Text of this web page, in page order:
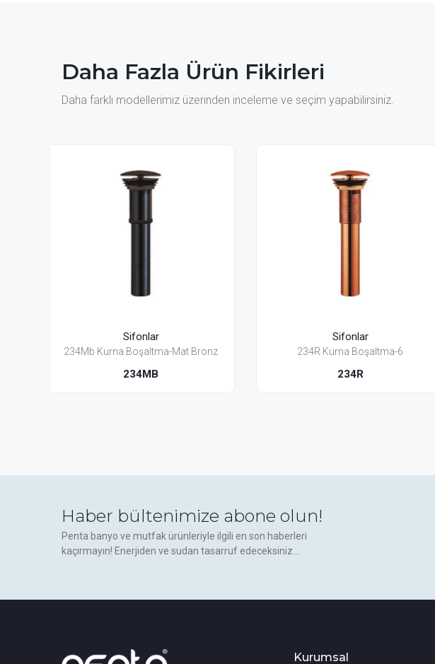
Daha Fazla Ürün Fikirleri
Daha farklı modellerimiz üzerinden inceleme ve seçim yapabilirsiniz.
Sifonlar
234R Kurna Boşaltma-6
234R
Sifonlar
133S Kurna Boşaltma Üst Takımı
Haber bültenimize abone olun!
Penta banyo ve mutfak ürünleriyle ilgili en son haberleri
kaçırmayın! Enerjiden ve sudan tasarruf edeceksiniz...
Kurumsal